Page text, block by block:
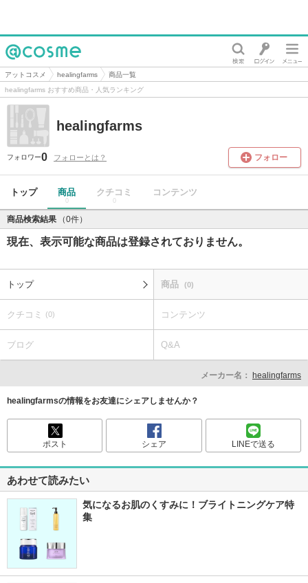
@cosme
アットコスメ healingfarms
商品一覧
healingfarms おすすめ商品・人気ランキング
healingfarms
フォロワー0 フォローとは？ フォロー
トップ 商品
0
クチコミ
0
コンテンツ
商品検索結果 （0件）
現在、表示可能な商品は登録されておりません。
トップ 商品 (0)
クチコミ (0) コンテンツ
ブログ Q&A
メーカー名： healingfarms
healingfarmsの情報をお友達にシェアしませんか？
ポスト シェア LINEで送る
あわせて読みたい
気になるお肌のくすみに！ブライトニングケア特
集